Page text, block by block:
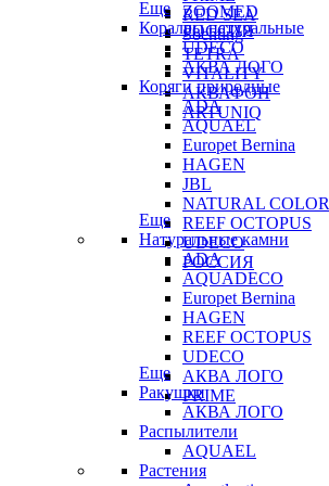
RED SEA
Sochting
TETRA
VITALITY
АКВАФОН
ARTUNIQ
ZOOMED
РОССИЯ
Еще
Кораллы натуральные
UDECO
АКВА ЛОГО
Коряги природные
ADA
AQUAEL
Europet Bernina
HAGEN
JBL
NATURAL COLOR
REEF OCTOPUS
UDECO
РОССИЯ
Еще
Натуральные камни
ADA
AQUADECO
Europet Bernina
HAGEN
REEF OCTOPUS
UDECO
АКВА ЛОГО
PRIME
Еще
Ракушки
АКВА ЛОГО
Распылители
AQUAEL
Растения